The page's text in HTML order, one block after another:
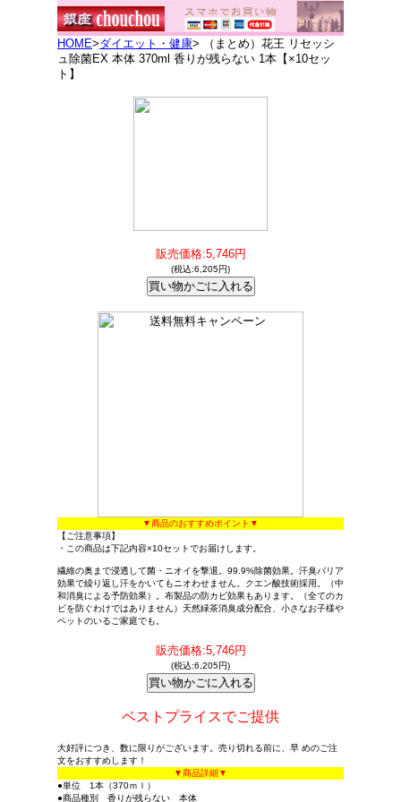
HOME>ダイエット・健康> （まとめ）花王 リセッシ
ュ除菌EX 本体 370ml 香りが残らない 1本【×10セッ
ト】
販売価格:5,746円
(税込:6,205円)
▼商品のおすすめポイント▼
【ご注意事項】
・この商品は下記内容×10セットでお届けします。
繊維の奥まで浸透して菌・ニオイを撃退。99.9%除菌効果。汗臭バリア
効果で繰り返し汗をかいてもニオわせません。クエン酸技術採用。（中
和消臭による予防効果）。布製品の防カビ効果もあります。（全てのカ
ビを防ぐわけではありません）天然緑茶消臭成分配合、小さなお子様や
ペットのいるご家庭でも。
販売価格:5,746円
(税込:6,205円)
ベストプライスでご提供
大好評につき、数に限りがございます。売り切れる前に、早 めのご注
文をおすすめします！
▼商品詳細▼
●単位 1本（370ｍｌ）
●商品種別 香りが残らない 本体